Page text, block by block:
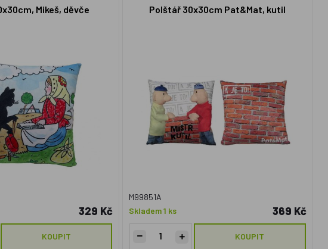
Mikeš, děvče
329 Kč
KOUPIT
Polštář 30x30cm Pat&Mat, kutil
M99851A
Skladem 1 ks
369 Kč
KOUPIT